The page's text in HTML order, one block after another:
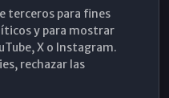
terceros para fines
y para mostrar
X o Instagram.
rechazar las